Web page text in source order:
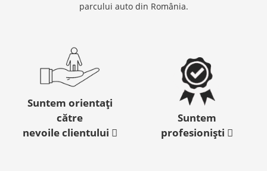
parcului auto din România.
Suntem orientați
către
nevoile clientului
Suntem
profesioniști